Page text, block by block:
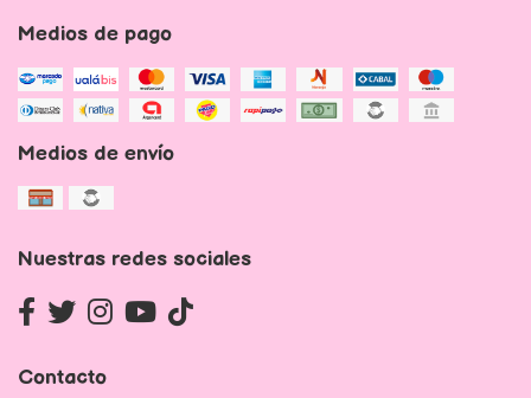
Medios de pago
Medios de envío
Nuestras redes sociales
Contacto